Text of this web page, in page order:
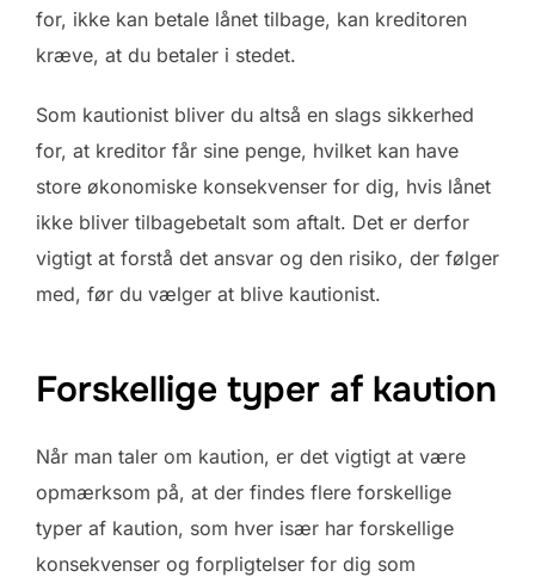
for, ikke kan betale lånet tilbage, kan kreditoren
kræve, at du betaler i stedet.
Som kautionist bliver du altså en slags sikkerhed
for, at kreditor får sine penge, hvilket kan have
store økonomiske konsekvenser for dig, hvis lånet
ikke bliver tilbagebetalt som aftalt. Det er derfor
vigtigt at forstå det ansvar og den risiko, der følger
med, før du vælger at blive kautionist.
Forskellige typer af kaution
Når man taler om kaution, er det vigtigt at være
opmærksom på, at der findes flere forskellige
typer af kaution, som hver især har forskellige
konsekvenser og forpligtelser for dig som